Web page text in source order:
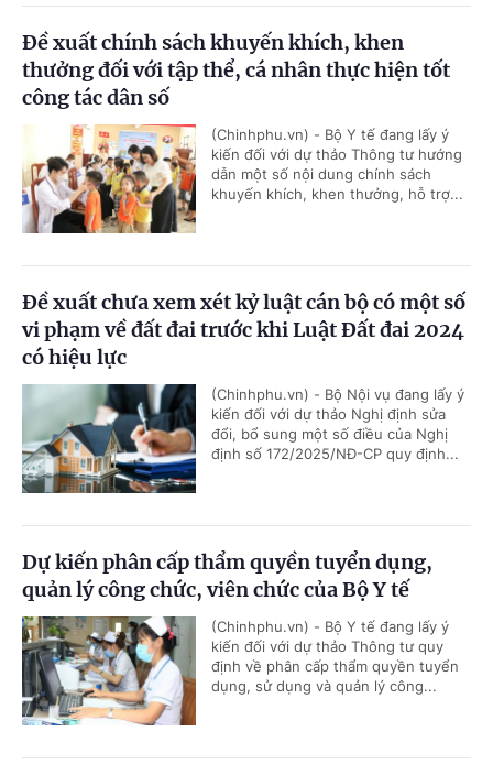
Đề xuất chính sách khuyến khích, khen
thưởng đối với tập thể, cá nhân thực hiện tốt
công tác dân số
(Chinhphu.vn) - Bộ Y tế đang lấy ý
kiến đối với dự thảo Thông tư hướng
dẫn một số nội dung chính sách
khuyến khích, khen thưởng, hỗ trợ...
Đề xuất chưa xem xét kỷ luật cán bộ có một số
vi phạm về đất đai trước khi Luật Đất đai 2024
có hiệu lực
(Chinhphu.vn) - Bộ Nội vụ đang lấy ý
kiến đối với dự thảo Nghị định sửa
đổi, bổ sung một số điều của Nghị
định số 172/2025/NĐ-CP quy định...
Dự kiến phân cấp thẩm quyền tuyển dụng,
quản lý công chức, viên chức của Bộ Y tế
(Chinhphu.vn) - Bộ Y tế đang lấy ý
kiến đối với dự thảo Thông tư quy
định về phân cấp thẩm quyền tuyển
dụng, sử dụng và quản lý công...